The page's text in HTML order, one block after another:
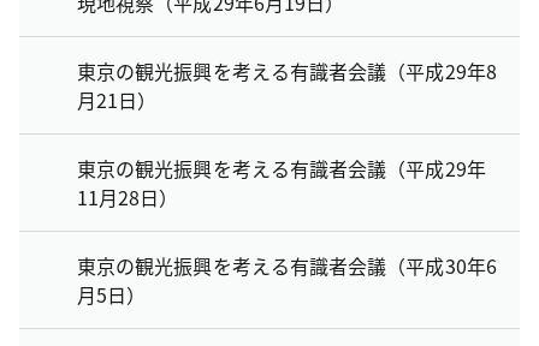
東京の観光振興を考える有識者会議（平成29年8
月21日）
東京の観光振興を考える有識者会議（平成29年
11月28日）
東京の観光振興を考える有識者会議（平成30年6
月5日）